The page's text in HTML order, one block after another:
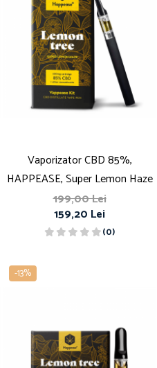
Vaporizator CBD 85%,
HAPPEASE, Super Lemon Haze
199,00 Lei
159,20 Lei
(0)
-13%